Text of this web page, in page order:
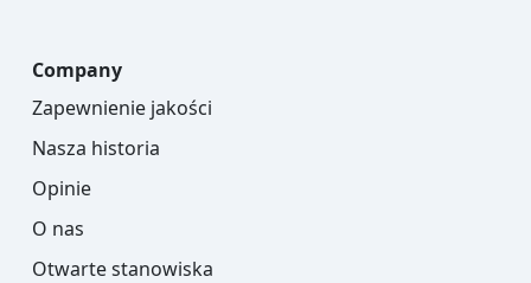
Company
Zapewnienie jakości
Nasza historia
Opinie
O nas
Otwarte stanowiska